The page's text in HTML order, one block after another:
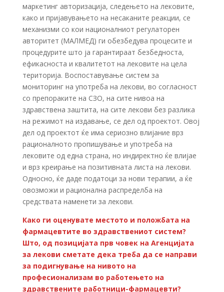
маркетинг авторизација, следењето на лековите,
како и пријавувањето на несаканите реакции, се
механизми со кои националниот регулаторен
авторитет (МАЛМЕД) ги обезбедува процесите и
процедурите што ја гарантираат безбедноста,
ефикасноста и квалитетот на лековите на цела
територија. Воспоставување систем за
мониторинг на употреба на лекови, во согласност
со препораките на СЗО, на сите нивоа на
здравствена заштита, на сите лекови без разлика
на режимот на издавање, се дел од проектот. Овој
дел од проектот ќе има сериозно влијание врз
рационалното пропишување и употреба на
лековите од една страна, но индиректно ќе влијае
и врз креирање на позитивната листа на лекови.
Односно, ќе даде податоци за нови терапии, а ќе
овозможи и рационална распределба на
средствата наменети за лекови.
Како ги оценувате местото и положбата на
фармацевтите во здравствениот систем?
Што, од позицијата прв човек на Агенцијата
за лекови сметате дека треба да се направи
за подигнување на нивото на
професионализам во работењето на
здравствените работници-фармацевти?